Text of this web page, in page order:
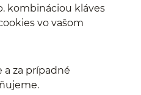
kombináciou kláves
vo vašom
a za prípadné